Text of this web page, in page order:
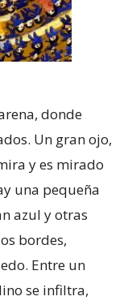
donde
Un gran ojo,
y es mirado
una pequeña
azul y otras
bordes,
Entre un
se infiltra,